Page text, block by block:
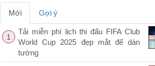
Mới Gợi ý
1
Tải miễn phí lịch thi đấu FIFA Club
World Cup 2025 đẹp mắt để dán
tường